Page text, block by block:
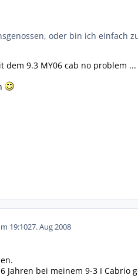
oder bin ich einfach
dem 9.3 MY06 cab no problem ...
19:1027. Aug 2008
Jahren bei meinem 9-3 I